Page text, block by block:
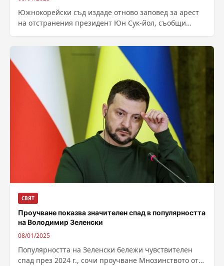
Южнокорейски съд издаде отново заповед за арест
на отстранения президент Юн Сук-йол, съобщи
СВЯТ
Проучване показва значителен спад в популярността
на Володимир Зеленски
08/01/2025
Популярността на Зеленски бележи чувствителен
спад през 2024 г., сочи проучване Мнозинството от